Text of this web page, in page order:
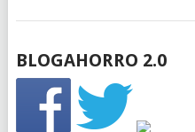
BLOGAHORRO 2.0